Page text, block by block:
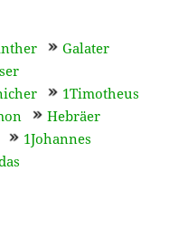
Galater
1Timotheus
Hebräer
1Johannes